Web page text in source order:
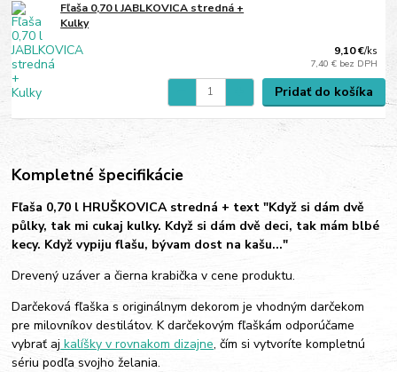
Fľaša 0,70 l JABLKOVICA stredná +
Kulky
9,10 €/ks
7,40 € bez DPH
Pridať do košíka
Kompletné špecifikácie
Fľaša 0,70 l HRUŠKOVICA stredná + text "Když si dám dvě
půlky, tak mi cukaj kulky. Když si dám dvě deci, tak mám blbé
kecy. Když vypiju flašu, bývam dost na kašu..."
Drevený uzáver a čierna krabička v cene produktu.
Darčeková fľaška s originálnym dekorom je vhodným darčekom
pre milovníkov destilátov. K darčekovým fľaškám odporúčame
vybrať aj kalíšky v rovnakom dizajne, čím si vytvoríte kompletnú
sériu podľa svojho želania.